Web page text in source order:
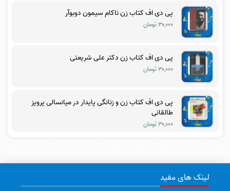
پی دی اف کتاب زن ناکام سیمون دوبوآر
۳۰,۰۰۰ تومان
پی دی اف کتاب زن دکتر علی شریعتی
۳۰,۰۰۰ تومان
پی دی اف کتاب زن و زنانگی پایدار در میانسالی پرویز
طالقانی
۳۰,۰۰۰ تومان
لینک های مفید